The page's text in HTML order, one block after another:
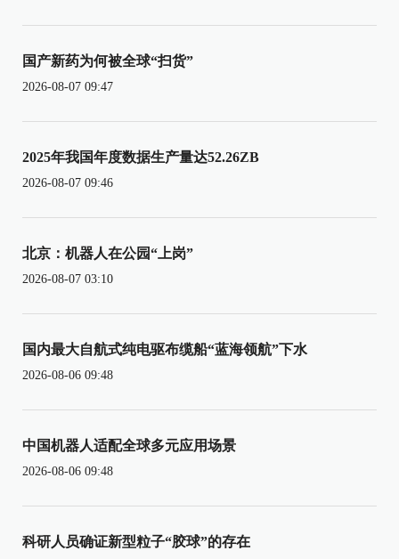
国产新药为何被全球“扫货”
2026-08-07 09:47
2025年我国年度数据生产量达52.26ZB
2026-08-07 09:46
北京：机器人在公园“上岗”
2026-08-07 03:10
国内最大自航式纯电驱布缆船“蓝海领航”下水
2026-08-06 09:48
中国机器人适配全球多元应用场景
2026-08-06 09:48
科研人员确证新型粒子“胶球”的存在